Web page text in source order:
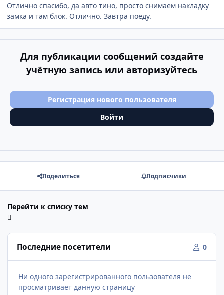
Отлично спасибо, да авто тино, просто снимаем накладку
замка и там блок. Отлично. Завтра поеду.
Для публикации сообщений создайте
учётную запись или авторизуйтесь
Регистрация нового пользователя
Войти
Поделиться Подписчики
Перейти к списку тем
Последние посетители 0
Ни одного зарегистрированного пользователя не
просматривает данную страницу